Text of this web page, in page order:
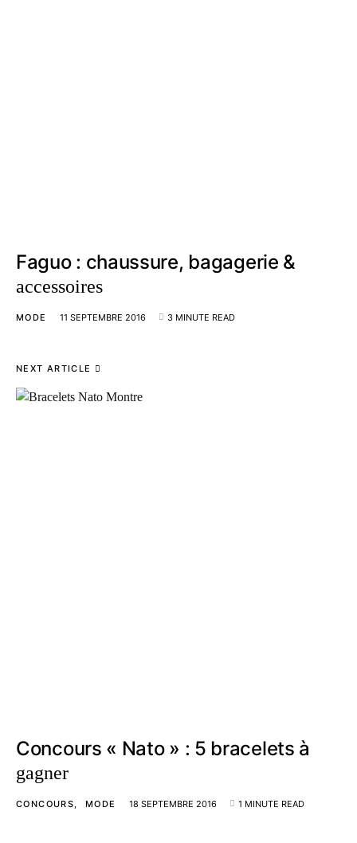
Faguo : chaussure, bagagerie &
accessoires
MODE 11 SEPTEMBRE 2016 3 MINUTE READ
NEXT ARTICLE
Concours « Nato » : 5 bracelets à
gagner
CONCOURS MODE 18 SEPTEMBRE 2016 1 MINUTE READ